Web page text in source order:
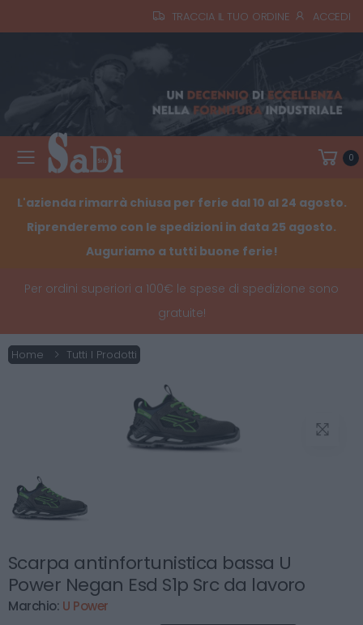
TRACCIA IL TUO ORDINE ACCEDI
Toggle mobile menu 0
L'azienda rimarrà chiusa per ferie dal 10 al 24 agosto.
Riprenderemo con le spedizioni in data 25 agosto.
Auguriamo a tutti buone ferie!
Per ordini superiori a 100€ le spese di spedizione sono
gratuite!
Home Tutti I Prodotti
Scarpa antinfortunistica bassa U
Power Negan Esd S1p Src da lavoro
Marchio: U Power